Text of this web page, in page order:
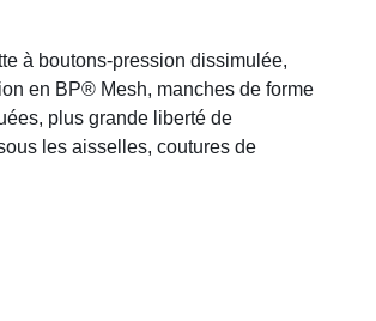
à boutons-pression dissimulée,
en BP® Mesh, manches de forme
plus grande liberté de
les aisselles, coutures de